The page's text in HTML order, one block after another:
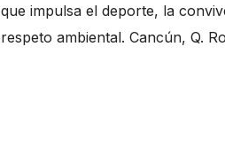
que impulsa el deporte, la
respeto ambiental. Cancún, Q.